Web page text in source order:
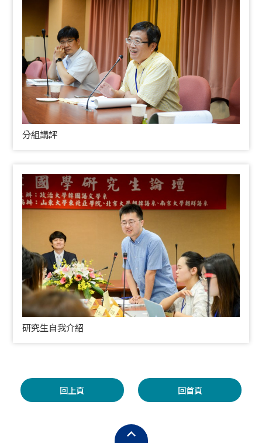
分組講評
研究生自我介紹
回上頁 回首頁